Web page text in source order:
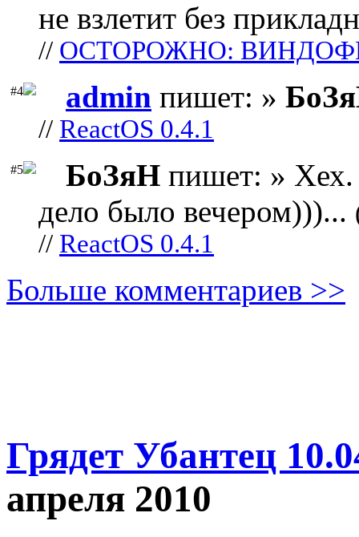
не взлетит без
// ОСТОРОЖНО:
#4 admin пишет: »
// ReactOS 0.4.1
#5 БоЗяН пишет: » Хех.
дело было вечером)))...
// ReactOS 0.4.1
Больше комментариев >>
Грядет Убантец
апреля 2010